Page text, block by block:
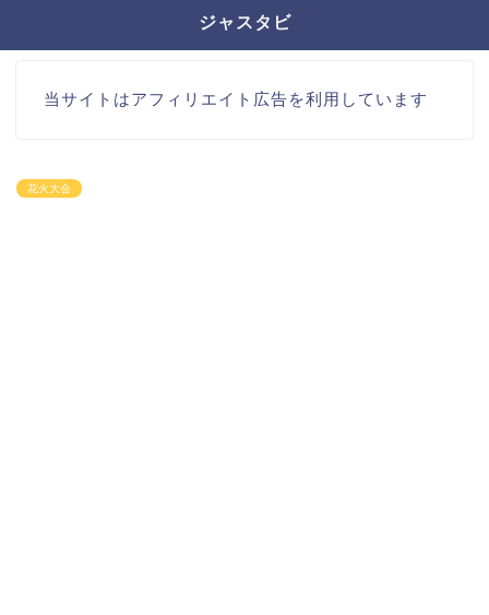
ジャスタビ
当サイトはアフィリエイト広告を利用しています
花火大会